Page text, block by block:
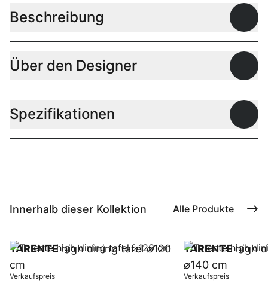
Beschreibung
Über den Designer
Spezifikationen
Innerhalb dieser Kollektion Alle Produkte
TARENTEhigh dining tafel ⌀120
cm
Verkaufspreis
TARENTEhigh
⌀140 cm
Verkaufspreis